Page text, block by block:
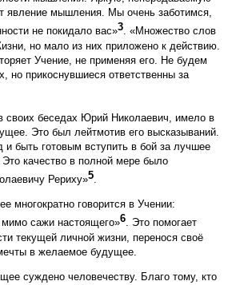
явление мышления. Мы очень заботимся,
не покидало вас»3. «Множество слов
но мало из них приложено к действию.
Учение, не применяя его. Не будем
но прикоснувшиеся ответственны за
своих беседах Юрий Николаевич, имело в
Это был лейтмотив его высказываний.
и быть готовым вступить в бой за лучшее
качество в полной мере было
Рериху»5.
многократно говорится в Учении:
сажи настоящего»6. Это помогает
текущей личной жизни, перенося своё
в желаемое будущее.
суждено человечеству. Благо тому, кто